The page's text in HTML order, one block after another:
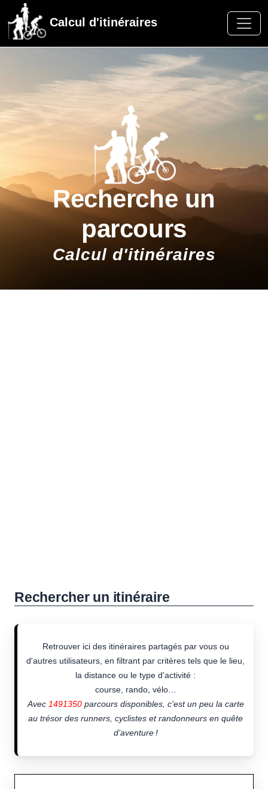
Calcul d'itinéraires
Recherche un
parcours
Calcul d'itinéraires
Rechercher un itinéraire
Retrouver ici des itinéraires partagés par vous ou
d'autres utilisateurs, en filtrant par critères tels que le lieu,
la distance ou le type d'activité :
course, rando, vélo…
Avec 1491350parcours disponibles, c’est un peu la carte
au trésor des runners, cyclistes et randonneurs en quête
d’aventure !